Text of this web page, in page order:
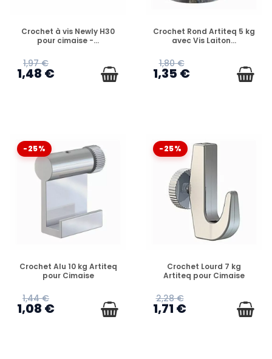
EN STOCK
Crochet à vis Newly H30
pour cimaise -...
1,97 €
1,48 €
EN STOCK
Crochet Rond Artiteq 5 kg
avec Vis Laiton...
1,80 €
1,35 €
-25%
EN STOCK
Crochet Alu 10 kg Artiteq
pour Cimaise
1,44 €
1,08 €
-25%
EN STOCK
Crochet Lourd 7 kg
Artiteq pour Cimaise
2,28 €
1,71 €